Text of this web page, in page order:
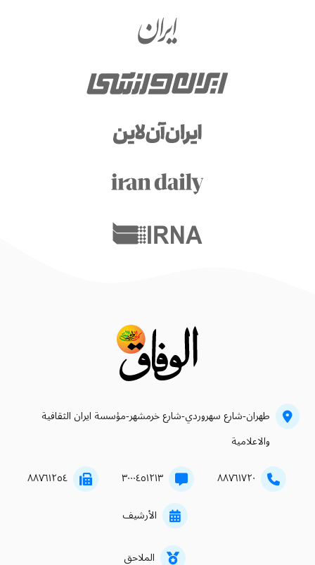
طهران-شارع سهروردي-شارع خرمشهر-مؤسسة ايران الثقافية
والاعلامية
۸۸۷٦۱۷۲۰ ۳۰۰۰٤٥۱۲۱۳ ۸۸۷٦۱۲٥٤
الأرشيف
الملاحق